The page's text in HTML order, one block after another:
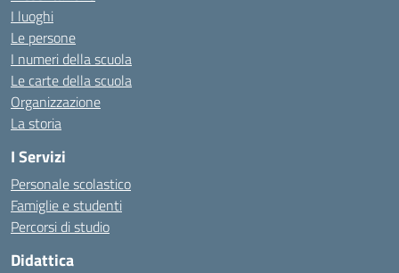
I luoghi
Le persone
I numeri della scuola
Le carte della scuola
Organizzazione
La storia
I Servizi
Personale scolastico
Famiglie e studenti
Percorsi di studio
Didattica